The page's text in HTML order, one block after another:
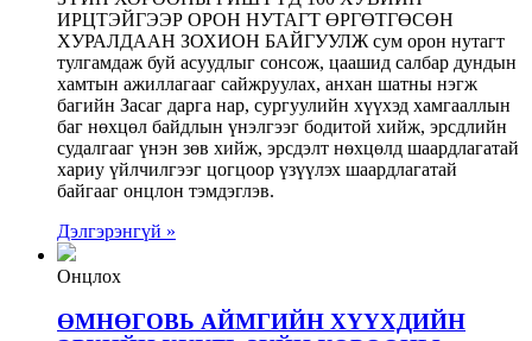
ИРЦТЭЙГЭЭР ОРОН НУТАГТ ӨРГӨТГӨСӨН
ХУРАЛДААН ЗОХИОН БАЙГУУЛЖ сум орон нутагт
тулгамдаж буй асуудлыг сонсож, цаашид салбар дундын
хамтын ажиллагааг сайжруулах, анхан шатны нэгж
багийн Засаг дарга нар, сургуулийн хүүхэд хамгааллын
баг нөхцөл байдлын үнэлгээг бодитой хийж, эрсдлийн
судалгааг үнэн зөв хийж, эрсдэлт нөхцөлд шаардлагатай
хариу үйлчилгээг цогцоор үзүүлэх шаардлагатай
байгааг онцлон тэмдэглэв.
Дэлгэрэнгүй »
Онцлох
ӨМНӨГОВЬ АЙМГИЙН ХҮҮХДИЙН